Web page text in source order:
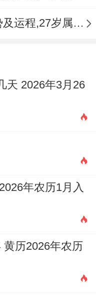
1995年属猪女2022年运势及运程,27岁属猪人2022全年每月运势女性如何
天 2026年3月26
年农历1月入
历2026年农历